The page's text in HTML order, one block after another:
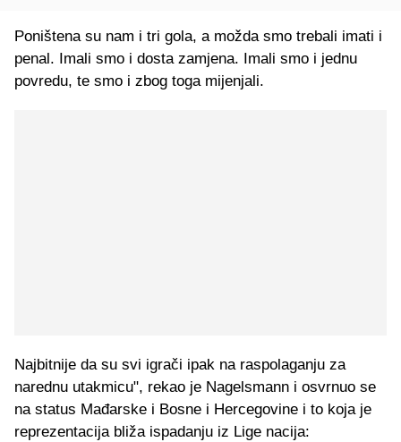
Poništena su nam i tri gola, a možda smo trebali imati i
penal. Imali smo i dosta zamjena. Imali smo i jednu
povredu, te smo i zbog toga mijenjali.
Najbitnije da su svi igrači ipak na raspolaganju za
narednu utakmicu", rekao je Nagelsmann i osvrnuo se
na status Mađarske i Bosne i Hercegovine i to koja je
reprezentacija bliža ispadanju iz Lige nacija: